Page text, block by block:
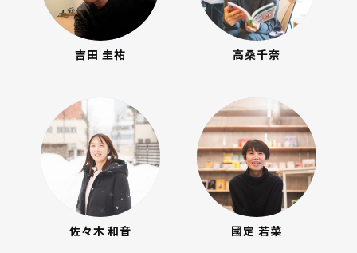
吉田 圭祐 高桑千奈
佐々木 和音 國定 若菜